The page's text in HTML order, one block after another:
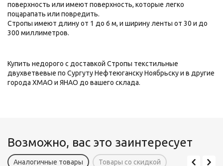
поверхность или имеют поверхность, которые легко
поцарапать или повредить.
Стропы имеют длину от 1 до 6 м, и ширину ленты от 30 и до
300 миллиметров.
Купить недорого с доставкой Стропы текстильные
двухветвевые по Сургуту Нефтеюганску Ноябрьску и в другие
города ХМАО и ЯНАО до вашего склада.
Возможно, вас это заинтересует
Аналогичные товары Товары со скидкой